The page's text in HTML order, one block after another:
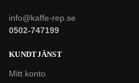
info@kaffe-rep.se
0502-747199
KUNDTJÄNST
Mitt konto